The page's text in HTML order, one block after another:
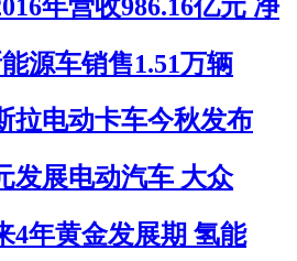
年营收986.16亿元 净
源车销售1.51万辆
拉电动卡车今秋发布
发展电动汽车 大众
4年黄金发展期 氢能